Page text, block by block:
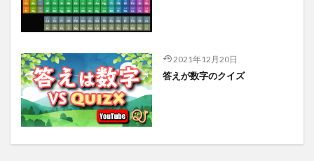
2021年12月20日
答えが数字のクイズ